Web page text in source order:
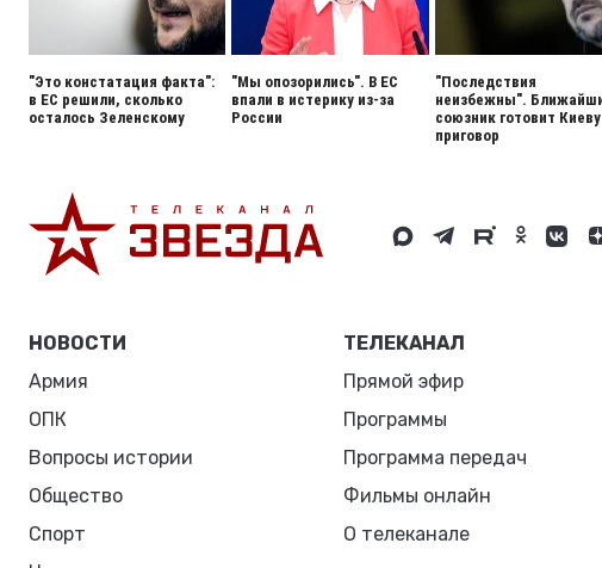
"Это констатация факта":
в ЕС решили, сколько
осталось Зеленскому
"Мы опозорились". В ЕС
впали в истерику из-за
России
"Последствия
неизбежны".
союзник готовит Киеву
приговор
НОВОСТИ
Армия
ОПК
Вопросы истории
Общество
Спорт
ТЕЛЕКАНАЛ
Прямой эфир
Программы
Программа передач
Фильмы онлайн
О телеканале